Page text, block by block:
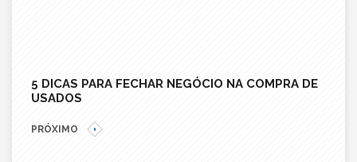
5 DICAS PARA FECHAR NEGÓCIO NA COMPRA DE
USADOS
PRÓXIMO